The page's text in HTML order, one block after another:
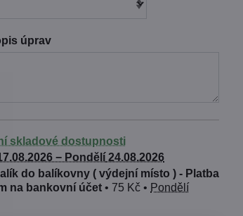
úprav
skladové dostupnosti
− Pondělí 24.08.2026
do balíkovny ( výdejní místo ) - Platba
na bankovní účet• 75 Kč • Pondělí